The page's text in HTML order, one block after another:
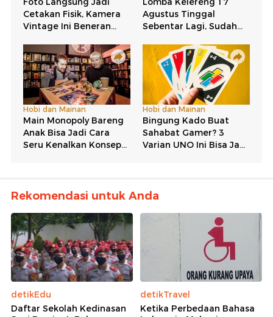
Rekomendasi untuk Anda
detikEdu
Daftar Sekolah Kedinasan
detikTravel
Ketika Perbedaan Bahasa